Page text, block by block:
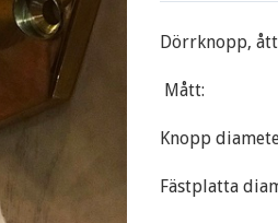
Dörrknopp,
Mått:
Knopp
Fästplatta